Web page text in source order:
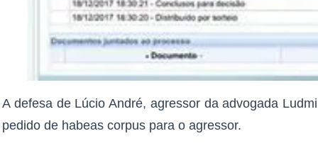
A defesa de Lúcio André, agressor da advogada
pedido de habeas corpus para o agressor.